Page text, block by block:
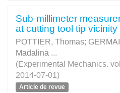
Sub-millimeter
at cutting tool tip vicinity
POTTIER, Thomas;
Madalina ...
(Experimental Mechanics.
2014-07-01)
Article de revue